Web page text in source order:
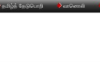
தமிழ்த் தேடுபொறி வானொலி